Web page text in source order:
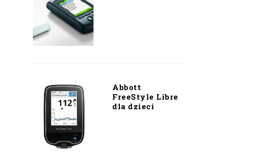
Abbott
FreeStyle Libre
dla dzieci